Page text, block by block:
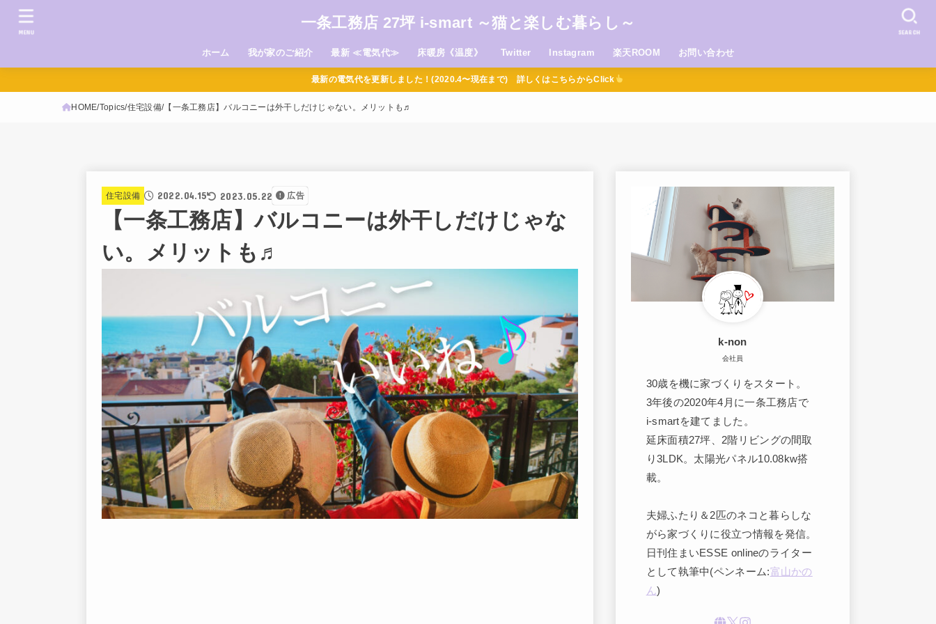
一条工務店 27坪 i-smart ～猫と楽しむ暮らし～
ホーム 我が家のご紹介 最新 ≪電気代≫ 床暖房《温度》 Twitter Instagram 楽天ROOM お問い合わせ
SEARCH
MENU
最新の電気代を更新しました！(2020.4〜現在まで) 詳しくはこちらからClick
HOME Topics 住宅設備 【一条工務店】バルコニーは外干しだけじゃない。メリットも♬
住宅設備 2022.04.15 2023.05.22 広告
【一条工務店】バルコニーは外干しだけじゃな
い。メリットも♬
k-non
会社員
30歳を機に家づくりをスタート。
3年後の2020年4月に一条工務店で
i-smartを建てました。
延床面積27坪、2階リビングの間取
り3LDK。太陽光パネル10.08kw搭
載。
夫婦ふたり＆2匹のネコと暮らしな
がら家づくりに役立つ情報を発信。
日刊住まいESSE onlineのライター
として執筆中(ペンネーム:富山かの
ん)